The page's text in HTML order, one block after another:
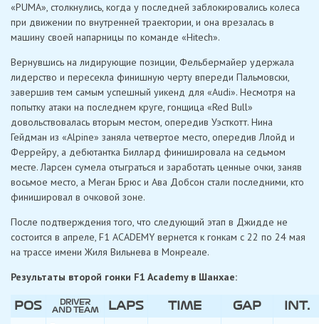
«PUMA», столкнулись, когда у последней заблокировались колеса
при движении по внутренней траектории, и она врезалась в
машину своей напарницы по команде «Hitech».
Вернувшись на лидирующие позиции, Фельбермайер удержала
лидерство и пересекла финишную черту впереди Пальмовски,
завершив тем самым успешный уикенд для «Audi». Несмотря на
попытку атаки на последнем круге, гонщица «Red Bull»
довольствовалась вторым местом, опередив Уэсткотт. Нина
Гейдман из «Alpine» заняла четвертое место, опередив Ллойд и
Феррейру, а дебютантка Биллард финишировала на седьмом
месте. Ларсен сумела отыграться и заработать ценные очки, заняв
восьмое место, а Меган Брюс и Ава Добсон стали последними, кто
финишировал в очковой зоне.
После подтверждения того, что следующий этап в Джидде не
состоится в апреле, F1 ACADEMY вернется к гонкам с 22 по 24 мая
на трассе имени Жиля Вильнева в Монреале.
Результаты второй гонки F1 Academy в Шанхае:
POS
DRIVER
AND TEAM
LAPS TIME GAP INT.